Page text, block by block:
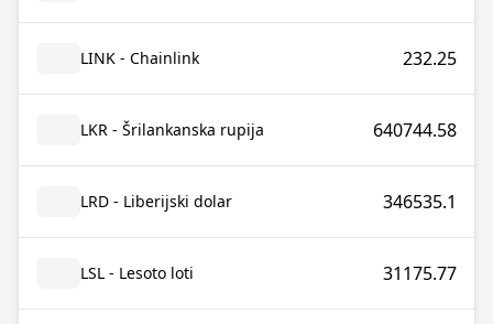
LINK - Chainlink 232.25
LKR - Šrilankanska rupija 640744.58
LRD - Liberijski dolar 346535.1
LSL - Lesoto loti 31175.77